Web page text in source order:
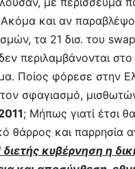
και αν
τα 21 δισ. του swap
περιλαμβάνονται
Ποίος φόρεσε στην
σφαγιασμό,
; Μήπως γιατί έτσι
θάρρος και παρρησία
κυβέρνηση η